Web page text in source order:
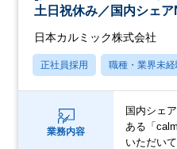
土日祝休み／国内シェ
日本カルミック株式会社
正社員採用 職種・業界未経
業務内容
国内シェ
ある「
いただい